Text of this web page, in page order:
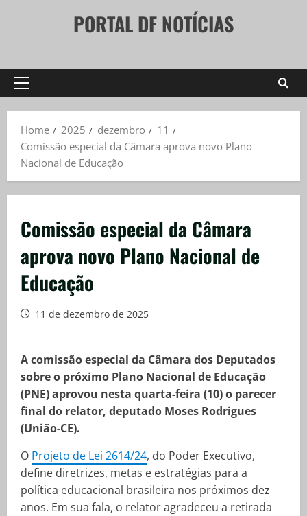
PORTAL DF NOTÍCIAS
Primary
Home
2025 dezembro
11
Comissão especial da Câmara aprova novo Plano
Nacional de Educação
Comissão especial da Câmara
aprova novo Plano Nacional de
Educação
11 de dezembro de 2025
A comissão especial da Câmara dos Deputados
sobre o próximo Plano Nacional de Educação
(PNE) aprovou nesta quarta-feira (10) o parecer
final do relator, deputado Moses Rodrigues
(União-CE).
O Projeto de Lei 2614/24, do Poder Executivo,
define diretrizes, metas e estratégias para a
política educacional brasileira nos próximos dez
anos. Em sua fala, o relator agradeceu a retirada